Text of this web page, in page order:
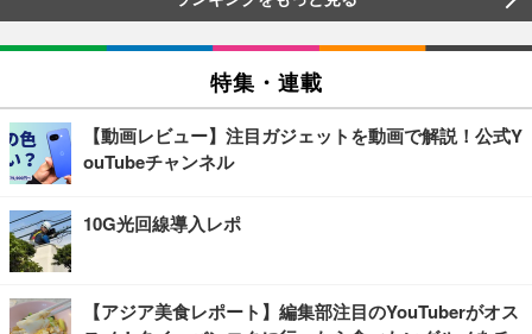
特集・連載
【動画レビュー】注目ガジェットを動画で解説！公式Y
ouTubeチャンネル
10G光回線導入レポ
【アジア美食レポート】編集部注目のYouTuberがオス